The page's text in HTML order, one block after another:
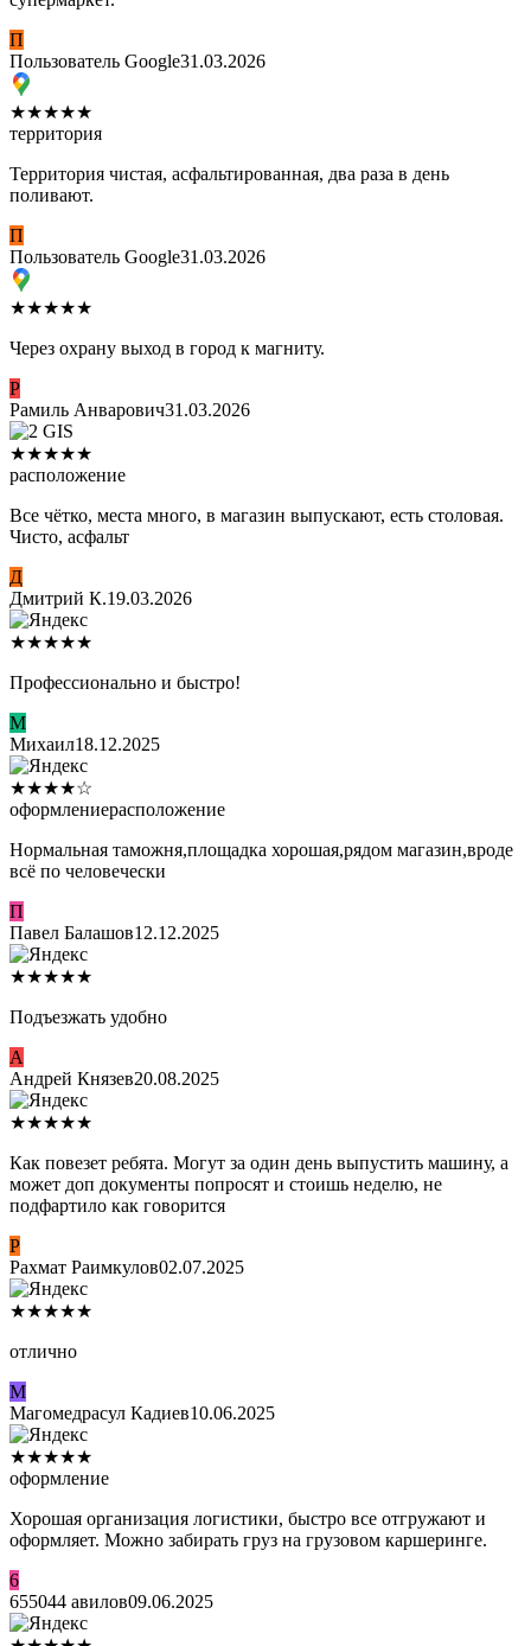
П
Пользователь Google31.03.2026
★★★★★
территория
Территория чистая, асфальтированная, два раза в день
поливают.
П
Пользователь Google31.03.2026
★★★★★
Через охрану выход в город к магниту.
Р
Рамиль Анварович31.03.2026
★★★★★
расположение
Все чётко, места много, в магазин выпускают, есть столовая.
Чисто, асфальт
Д
Дмитрий К.19.03.2026
★★★★★
Профессионально и быстро!
М
Михаил18.12.2025
★★★★☆
оформлениерасположение
Нормальная таможня,площадка хорошая,рядом магазин,вроде
всё по человечески
П
Павел Балашов12.12.2025
★★★★★
Подъезжать удобно
А
Андрей Князев20.08.2025
★★★★★
Как повезет ребята. Могут за один день выпустить машину, а
может доп документы попросят и стоишь неделю, не
подфартило как говорится
Р
Рахмат Раимкулов02.07.2025
★★★★★
отлично
М
Магомедрасул Кадиев10.06.2025
★★★★★
оформление
Хорошая организация логистики, быстро все отгружают и
оформляет. Можно забирать груз на грузовом каршеринге.
6
655044 авилов09.06.2025